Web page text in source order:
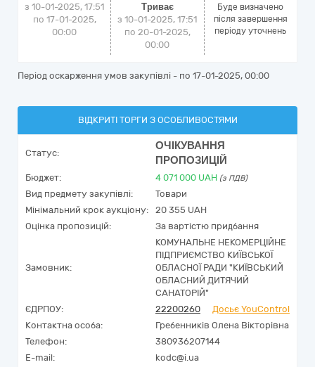
з 10-01-2025, 17:51
по 17-01-2025,
00:00
Триває
з 10-01-2025, 17:51
по 20-01-2025,
00:00
Буде визначено
після завершення
періоду уточнень
Період оскарження умов закупівлі - по 17-01-2025, 00:00
ВІДКРИТІ ТОРГИ З ОСОБЛИВОСТЯМИ
Статус:
ОЧІКУВАННЯ
ПРОПОЗИЦІЙ
Бюджет: 4 071 000 UAH (з ПДВ)
Вид предмету закупівлі:
Товари
Мінімальний крок аукціону:
20 355 UAH
Оцінка пропозицій:
За вартістю придбання
Замовник:
КОМУНАЛЬНЕ НЕКОМЕРЦІЙНЕ
ПІДПРИЄМСТВО КИЇВСЬКОЇ
ОБЛАСНОЇ РАДИ "КИЇВСЬКИЙ
ОБЛАСНИЙ ДИТЯЧИЙ
САНАТОРІЙ"
ЄДРПОУ:
22200260
Досьє YouControl
Контактна особа:
Гребенників Олена Вікторівна
Телефон:
380936207144
E-mail:
kodc@i.ua